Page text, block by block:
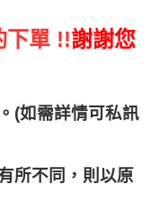
下單 !!謝謝您
(如需詳情可私訊
所不同，則以原